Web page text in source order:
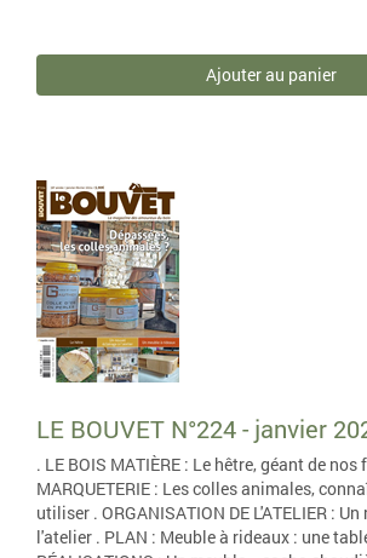
Ajouter au panier
LE BOUVET N°224 - janvier
. LE BOIS MATIÈRE : Le hêtre, géant de nos
MARQUETERIE : Les colles animales,
utiliser . ORGANISATION DE L'ATELIER :
l'atelier . PLAN : Meuble à rideaux : une